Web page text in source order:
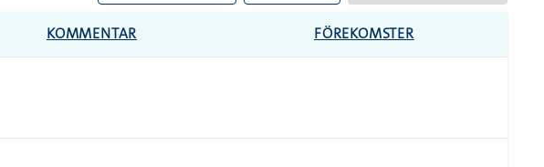
KOMMENTAR FÖREKOMSTER